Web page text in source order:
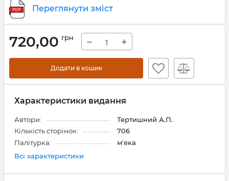
Переглянути зміст
720,00 грн − +
Додати в кошик
Характеристики видання
Автори:
Тертишний А.П.
Кількість сторінок:
706
Палітурка:
м'яка
Всі характеристики